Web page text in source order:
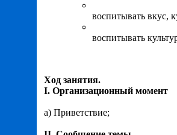
воспитывать вкус,
воспитывать
Ход занятия.
I. Организационный момент
а) Приветствие;